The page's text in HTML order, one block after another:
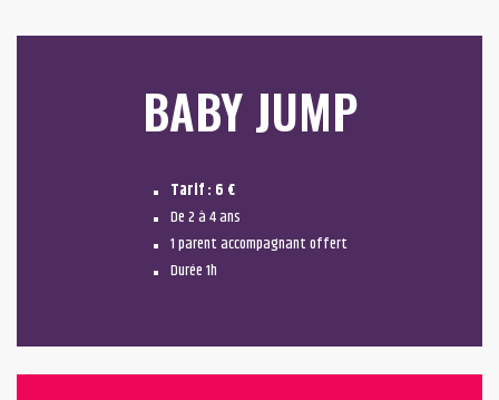
BABY JUMP
Tarif : 6 €
De 2 à 4 ans
1 parent accompagnant offert
Durée 1h